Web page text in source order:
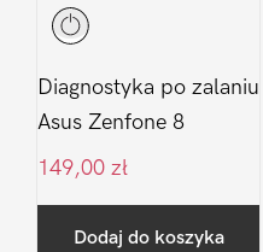
Diagnostyka po zalaniu
Asus Zenfone 8
149,00 zł
Dodaj do koszyka